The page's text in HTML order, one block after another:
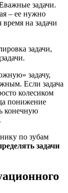
важные задачи.
– ее нужно
время на задачи
задачи,
задачу,
Если задача
колесиком
понижение
конечную
по зубам
задачи